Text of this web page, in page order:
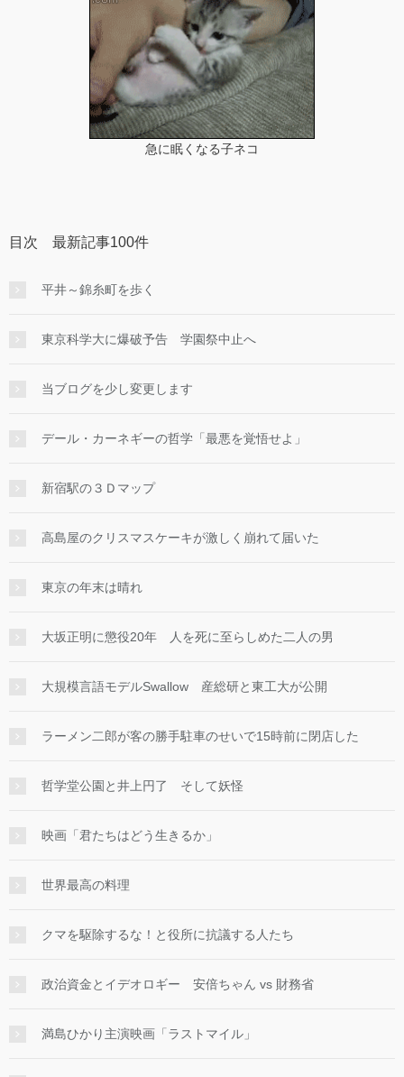
急に眠くなる子ネコ
目次 最新記事100件
平井～錦糸町を歩く
東京科学大に爆破予告 学園祭中止へ
当ブログを少し変更します
デール・カーネギーの哲学「最悪を覚悟せよ」
新宿駅の３Ｄマップ
高島屋のクリスマスケーキが激しく崩れて届いた
東京の年末は晴れ
大坂正明に懲役20年 人を死に至らしめた二人の男
大規模言語モデルSwallow 産総研と東工大が公開
ラーメン二郎が客の勝手駐車のせいで15時前に閉店した
哲学堂公園と井上円了 そして妖怪
映画「君たちはどう生きるか」
世界最高の料理
クマを駆除するな！と役所に抗議する人たち
政治資金とイデオロギー 安倍ちゃん vs 財務省
満島ひかり主演映画「ラストマイル」